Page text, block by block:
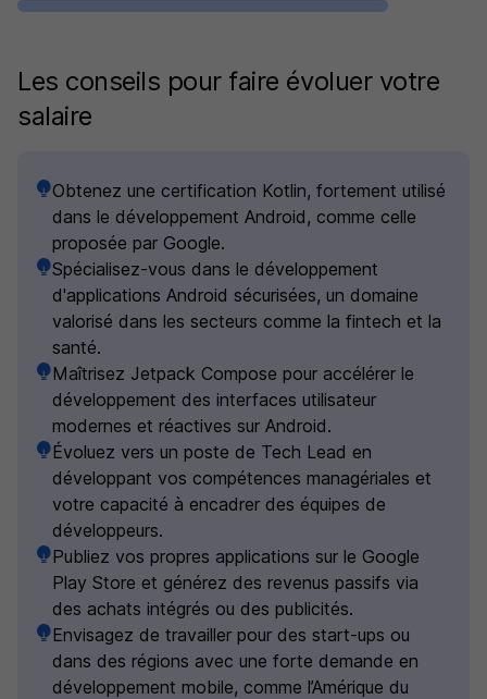
Les conseils pour faire évoluer votre
salaire
Obtenez une certification Kotlin, fortement utilisé
dans le développement Android, comme celle
proposée par Google.
Spécialisez-vous dans le développement
d'applications Android sécurisées, un domaine
valorisé dans les secteurs comme la fintech et la
santé.
Maîtrisez Jetpack Compose pour accélérer le
développement des interfaces utilisateur
modernes et réactives sur Android.
Évoluez vers un poste de Tech Lead en
développant vos compétences managériales et
votre capacité à encadrer des équipes de
développeurs.
Publiez vos propres applications sur le Google
Play Store et générez des revenus passifs via
des achats intégrés ou des publicités.
Envisagez de travailler pour des start-ups ou
dans des régions avec une forte demande en
développement mobile, comme l’Amérique du